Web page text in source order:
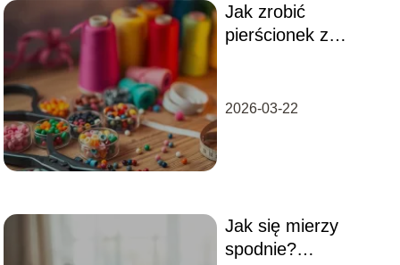
Jak zrobić
pierścionek z
kroku
2026-03-22
Jak się mierzy
spodnie?